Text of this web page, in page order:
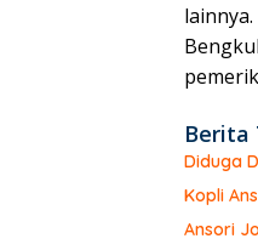
Berita
Diduga
Kopli
Ansori